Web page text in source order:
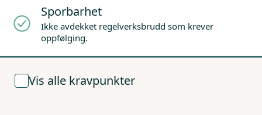
Sporbarhet
Ikke avdekket regelverksbrudd som krever
oppfølging.
Vis alle kravpunkter